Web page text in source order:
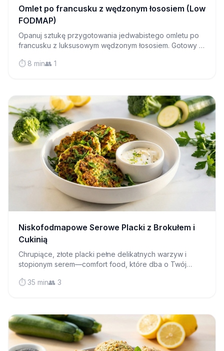
Omlet po francusku z wędzonym łososiem (Low
FODMAP)
Opanuj sztukę przygotowania jedwabistego omletu po
francusku z luksusowym wędzonym łososiem. Gotowy w
wrażliwych żołądków.
⏱️ 8 min👥 1
Niskofodmapowe Serowe Placki z Brokułem i
Cukinią
Chrupiące, złote placki pełne delikatnych warzyw i
stopionym serem—comfort food, które dba o Twój
przekąs.
⏱️ 35 min👥 3